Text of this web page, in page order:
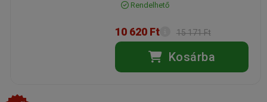
Rendelhető
10 620 Ft 15 171 Ft
Kosárba